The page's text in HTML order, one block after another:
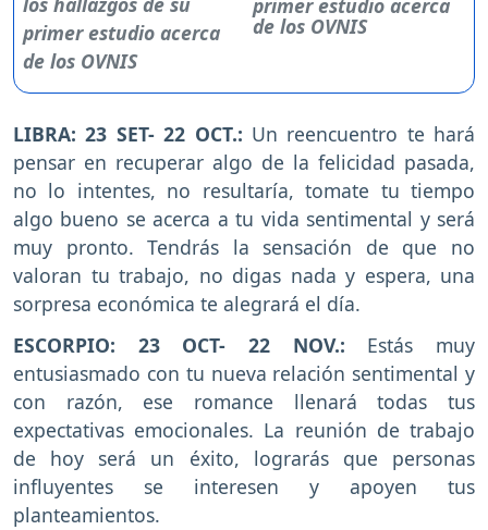
de los OVNIS
LIBRA: 23 SET- 22 OCT.: Un reencuentro te hará
pensar en recuperar algo de la felicidad pasada,
no lo intentes, no resultaría, tomate tu tiempo
algo bueno se acerca a tu vida sentimental y será
muy pronto. Tendrás la sensación de que no
valoran tu trabajo, no digas nada y espera, una
sorpresa económica te alegrará el día.
ESCORPIO: 23 OCT- 22 NOV.: Estás muy
entusiasmado con tu nueva relación sentimental y
con razón, ese romance llenará todas tus
expectativas emocionales. La reunión de trabajo
de hoy será un éxito, lograrás que personas
influyentes se interesen y apoyen tus
planteamientos.